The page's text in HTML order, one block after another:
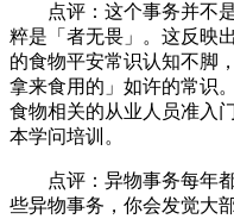
点评：这个事务并不是
粹是「者无畏」。这反映
的食物平安常识认知不脚
拿来食用的」如许的常识
食物相关的从业人员准入
本学问培训。
点评：异物事务每年都
些异物事务，你会发觉大